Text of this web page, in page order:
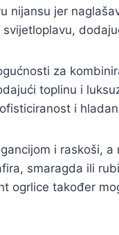
nijansu jer
za
toplinu i
i
i raskoši,
smaragda ili
ogrlice također